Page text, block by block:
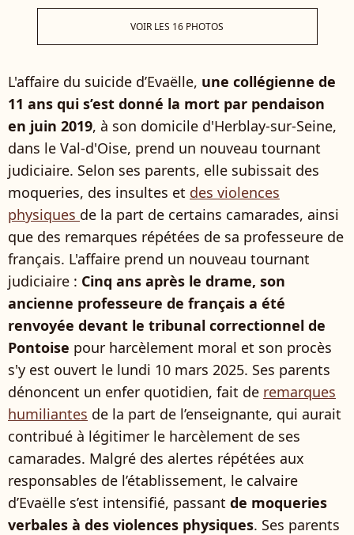
VOIR LES 16 PHOTOS
L'affaire du suicide d’Evaëlle, une collégienne de
11 ans qui s’est donné la mort par pendaison
en juin 2019, à son domicile d'Herblay-sur-Seine,
dans le Val-d'Oise, prend un nouveau tournant
judiciaire. Selon ses parents, elle subissait des
moqueries, des insultes et des violences
physiques de la part de certains camarades, ainsi
que des remarques répétées de sa professeure de
français. L'affaire prend un nouveau tournant
judiciaire : Cinq ans après le drame, son
ancienne professeure de français a été
renvoyée devant le tribunal correctionnel de
Pontoise pour harcèlement moral ​et son procès
s'y est ouvert le lundi 10 mars 2025. Ses parents
dénoncent un enfer quotidien, fait de remarques
humiliantes de la part de l’enseignante, qui aurait
contribué à légitimer le harcèlement de ses
camarades. Malgré des alertes répétées aux
responsables de l’établissement, le calvaire
d’Evaëlle s’est intensifié, passant de moqueries
verbales à des violences physiques. Ses parents